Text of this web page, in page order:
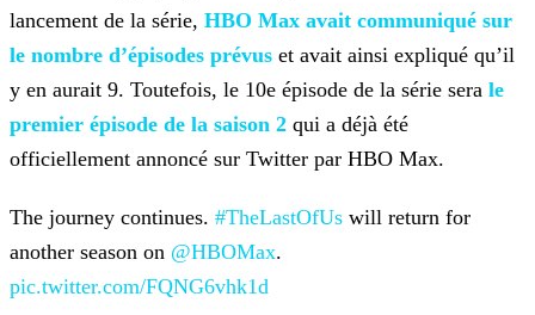
lancement de la série, HBO Max avait communiqué sur
le nombre d’épisodes prévus et avait ainsi expliqué qu’il
y en aurait 9. Toutefois, le 10e épisode de la série sera le
premier épisode de la saison 2 qui a déjà été
officiellement annoncé sur Twitter par HBO Max.
The journey continues. #TheLastOfUs will return for
another season on @HBOMax.
pic.twitter.com/FQNG6vhk1d